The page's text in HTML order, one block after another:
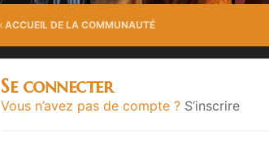
ACCUEIL DE LA COMMUNAUTÉ
Se connecter
Vous n’avez pas de compte ? S’inscrire